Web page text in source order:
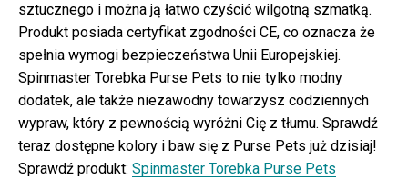
sztucznego i można ją łatwo czyścić wilgotną szmatką.
Produkt posiada certyfikat zgodności CE, co oznacza że
spełnia wymogi bezpieczeństwa Unii Europejskiej.
Spinmaster Torebka Purse Pets to nie tylko modny
dodatek, ale także niezawodny towarzysz codziennych
wypraw, który z pewnością wyróżni Cię z tłumu. Sprawdź
teraz dostępne kolory i baw się z Purse Pets już dzisiaj!
Sprawdź produkt: Spinmaster Torebka Purse Pets